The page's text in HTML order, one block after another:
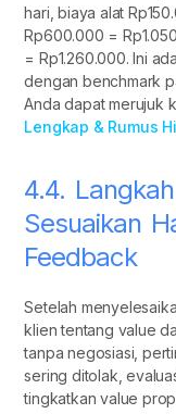
hari, biaya alat
Rp600.000 =
= Rp1.260.000. Ini
dengan benchmark
Anda dapat merujuk
Lengkap & Rumus
4.4.
Sesuaikan
Feedback
Setelah
klien tentang value
tanpa negosiasi,
sering ditolak,
tingkatkan value